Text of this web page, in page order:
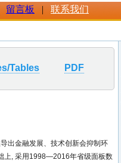
Tables PDF
出金融发展、技术创新会抑制环
上, 采用1998—2016年省级面板数